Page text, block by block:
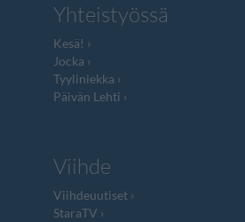
Yhteistyössä
Kesä!
Jocka
Tyyliniekka
Päivän Lehti
Viihde
Viihdeuutiset
StaraTV